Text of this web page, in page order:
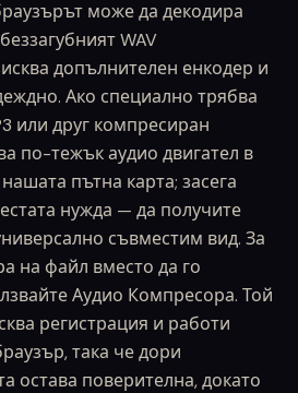
може да декодира
WAV
допълнителен енкодер и
Ако специално трябва
или друг компресиран
по-тежък аудио двигател в
пътна карта; засега
нужда — да получите
съвместим вид. За
на файл вместо да го
Аудио Компресора. Той
регистрация и работи
така че дори
остава поверителна, докато